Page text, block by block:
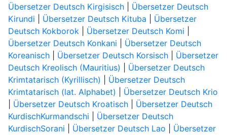
Übersetzer Deutsch Kirgisisch| Übersetzer Deutsch
Kirundi
Übersetzer Deutsch Kituba
Übersetzer
Deutsch Kokborok| Übersetzer Deutsch Komi
Übersetzer Deutsch Konkani
Übersetzer Deutsch
Koreanisch| Übersetzer Deutsch Korsisch| Übersetzer
Deutsch Kreolisch (Mauritius)
Übersetzer Deutsch
Krimtatarisch (Kyrillisch)
Übersetzer Deutsch
Krimtatarisch (lat. Alphabet)
Übersetzer Deutsch Krio
Übersetzer Deutsch Kroatisch| Übersetzer Deutsch
KurdischKurmandschi
Übersetzer Deutsch
KurdischSorani
Übersetzer Deutsch Lao
Übersetzer